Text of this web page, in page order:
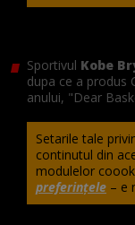
Sportivul Kobe
dupa ce a produs
anului, "Dear
Setarile tale
continutul din
modulelor
preferințele – e